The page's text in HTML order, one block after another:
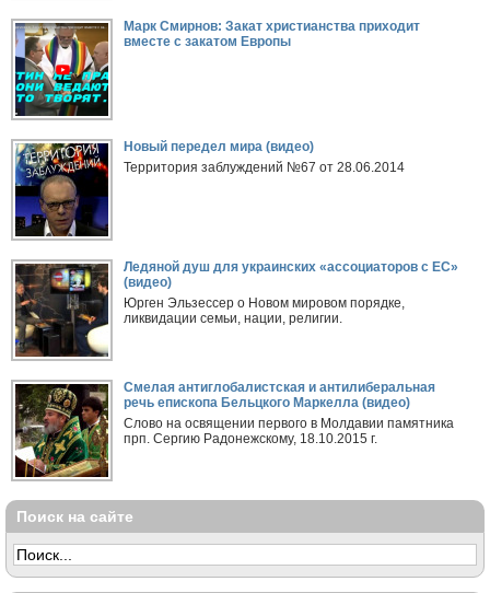
Марк Смирнов: Закат христианства приходит
вместе с закатом Европы
Новый передел мира (видео)
Территория заблуждений №67 от 28.06.2014
Ледяной душ для украинских «ассоциаторов с ЕС»
(видео)
Юрген Эльзессер о Новом мировом порядке,
ликвидации семьи, нации, религии.
Смелая антиглобалистская и антилиберальная
речь епископа Бельцкого Маркелла (видео)
Слово на освящении первого в Молдавии памятника
прп. Сергию Радонежскому, 18.10.2015 г.
Поиск на сайте